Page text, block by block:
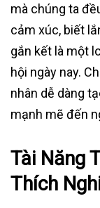
mà chúng ta
cảm xúc, biết
gắn kết là một
hội ngày nay.
nhân dễ dàng
mạnh mẽ đến
Tài Năng
Thích